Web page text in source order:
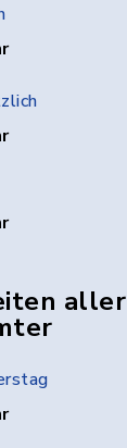
aller